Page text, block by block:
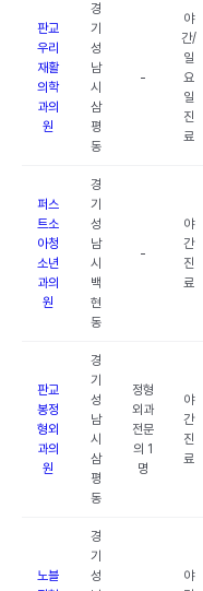
판교
우리
재활
의학
과의
원
경
기
성
남
시
삼
평
동
-
야
간/
일
요
일
진
료
퍼스
트소
아청
소년
과의
원
경
기
성
남
시
백
현
동
-
야
간
진
료
판교
봉정
형외
과의
원
경
기
성
남
시
삼
평
동
정형
외과
전문
의 1
명
야
간
진
료
노블
경
기
성
야